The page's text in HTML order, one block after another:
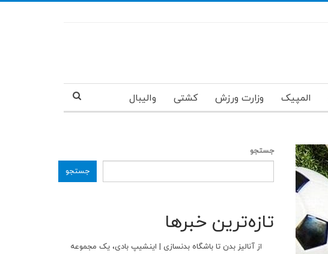
المپیک وزارت ورزش کشتی والیبال
جستجو
جستجو
تازه‌ترین خبرها
از آنالیز بدن تا باشگاه بدنسازی | اینشیپ بادی، یک مجموعه